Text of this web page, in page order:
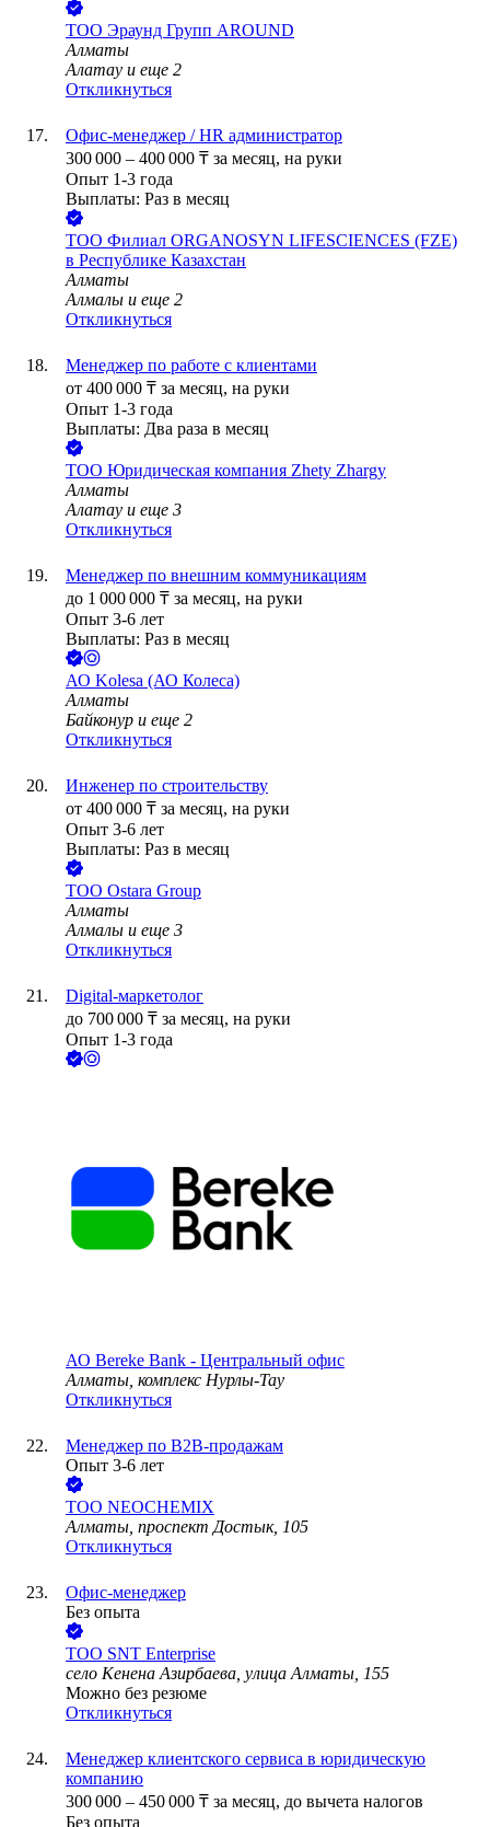
ТОО Эраунд Групп AROUND
Алматы
Алатау и еще 2
Откликнуться
Офис-менеджер / HR администратор
300 000 – 400 000 ₸ за месяц, на руки
Опыт 1-3 года
Выплаты: Раз в месяц
ТОО Филиал ORGANOSYN LIFESCIENCES (FZE)
в Республике Казахстан
Алматы
Алмалы и еще 2
Откликнуться
Менеджер по работе с клиентами
от 400 000 ₸ за месяц, на руки
Опыт 1-3 года
Выплаты: Два раза в месяц
ТОО Юридическая компания Zhety Zhargy
Алматы
Алатау и еще 3
Откликнуться
Менеджер по внешним коммуникациям
до 1 000 000 ₸ за месяц, на руки
Опыт 3-6 лет
Выплаты: Раз в месяц
АО Kolesa (АО Колеса)
Алматы
Байконур и еще 2
Откликнуться
Инженер по строительству
от 400 000 ₸ за месяц, на руки
Опыт 3-6 лет
Выплаты: Раз в месяц
ТОО Ostara Group
Алматы
Алмалы и еще 3
Откликнуться
Digital-маркетолог
до 700 000 ₸ за месяц, на руки
Опыт 1-3 года
АО Bereke Bank - Центральный офис
Алматы, комплекс Нурлы-Тау
Откликнуться
Менеджер по B2B-продажам
Опыт 3-6 лет
ТОО NEOCHEMIX
Алматы, проспект Достык, 105
Откликнуться
Офис-менеджер
Без опыта
ТОО SNT Enterprise
село Кенена Азирбаева, улица Алматы, 155
Можно без резюме
Откликнуться
Менеджер клиентского сервиса в юридическую
компанию
300 000 – 450 000 ₸ за месяц, до вычета налогов
Без опыта